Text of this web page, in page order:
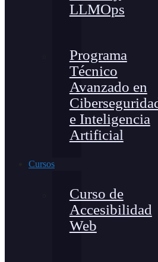
LLMOps
Programa
Técnico
Avanzado en
e Inteligencia
Artificial
Cursos
Curso de
Accesibilidad
Web